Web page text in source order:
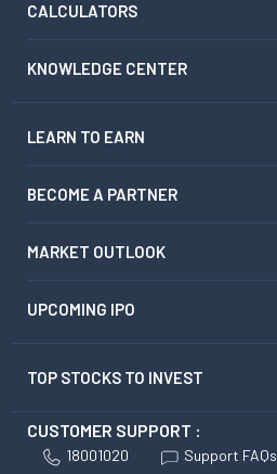
CALCULATORS
KNOWLEDGE CENTER
LEARN TO EARN
BECOME A PARTNER
MARKET OUTLOOK
UPCOMING IPO
TOP STOCKS TO INVEST
CUSTOMER SUPPORT :
18001020 Support FAQs